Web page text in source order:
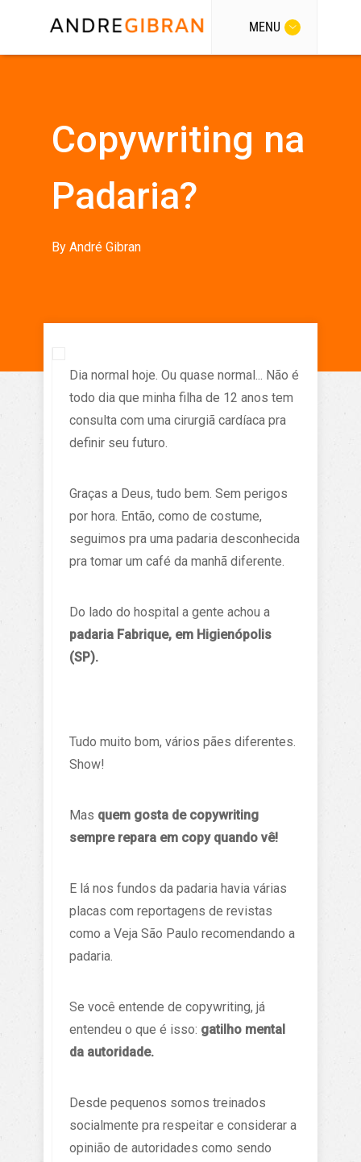
MENU
Copywriting na
Padaria?
By André Gibran
Dia normal hoje. Ou quase normal... Não é
todo dia que minha filha de 12 anos tem
consulta com uma cirurgiã cardíaca pra
definir seu futuro.
Graças a Deus, tudo bem. Sem perigos
por hora. Então, como de costume,
seguimos pra uma padaria desconhecida
pra tomar um café da manhã diferente.
Do lado do hospital a gente achou a
padaria Fabrique, em Higienópolis
(SP).
Tudo muito bom, vários pães diferentes.
Show!
Mas quem gosta de copywriting
sempre repara em copy quando vê!
E lá nos fundos da padaria havia várias
placas com reportagens de revistas
como a Veja São Paulo recomendando a
padaria.
Se você entende de copywriting, já
entendeu o que é isso: gatilho mental
da autoridade.
Desde pequenos somos treinados
socialmente pra respeitar e considerar a
opinião de autoridades como sendo